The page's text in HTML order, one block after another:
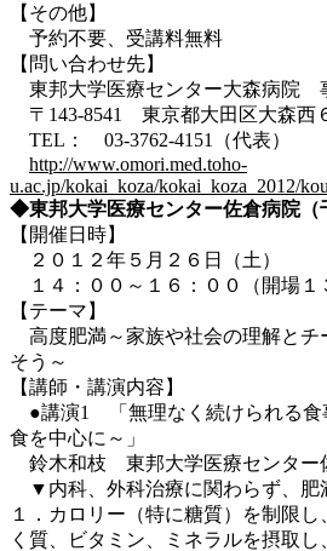
【その他】
予約不要、受講料無料
【問い合わせ先】
東邦大学医療センター大森病院
〒143-8541 東京都大田区大森西
TEL： 03-3762-4151（代表）
http://www.omori.med.toho-
u.ac.jp/kokai_koza/kokai_koza_2012/
◆東邦大学医療センター佐倉病院（
【開催日時】
２０１２年５月２６日（土）
１４：００～１６：００（開場１
【テーマ】
高度肥満～家族や社会の理解とチ
そう～
【講師・講演内容】
●講演1 「無理なく続けられる食
食を中心に～」
鈴木和枝 東邦大学医療センター
▼内科、外科治療に関わらず、肥
１．カロリー（特に糖質）を制限
く質、ビタミン、ミネラルを摂取し